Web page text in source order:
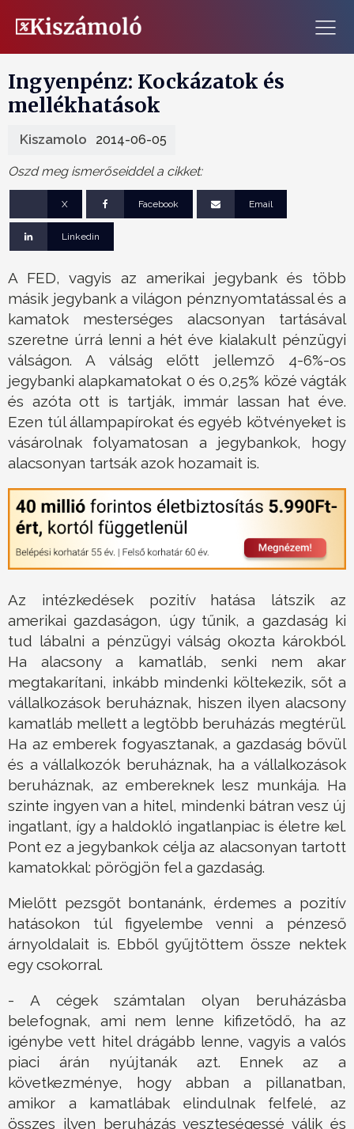
Ingyenpénz: Kockázatok és
mellékhatások
Kiszamolo 2014-06-05
Oszd meg ismerőseiddel a cikket:
X Facebook Email
Linkedin
A FED, vagyis az amerikai jegybank és több
másik jegybank a világon pénznyomtatással és a
kamatok mesterséges alacsonyan tartásával
szeretne úrrá lenni a hét éve kialakult pénzügyi
válságon. A válság előtt jellemző 4-6%-os
jegybanki alapkamatokat 0 és 0,25% közé vágták
és azóta ott is tartják, immár lassan hat éve.
Ezen túl állampapírokat és egyéb kötvényeket is
vásárolnak folyamatosan a jegybankok, hogy
alacsonyan tartsák azok hozamait is.
Az intézkedések pozitív hatása látszik az
amerikai gazdaságon, úgy tűnik, a gazdaság ki
tud lábalni a pénzügyi válság okozta károkból.
Ha alacsony a kamatláb, senki nem akar
megtakarítani, inkább mindenki költekezik, sőt a
vállalkozások beruháznak, hiszen ilyen alacsony
kamatláb mellett a legtöbb beruházás megtérül.
Ha az emberek fogyasztanak, a gazdaság bővül
és a vállalkozók beruháznak, ha a vállalkozások
beruháznak, az embereknek lesz munkája. Ha
szinte ingyen van a hitel, mindenki bátran vesz új
ingatlant, így a haldokló ingatlanpiac is életre kel.
Pont ez a jegybankok célja az alacsonyan tartott
kamatokkal: pörögjön fel a gazdaság.
Mielőtt pezsgőt bontanánk, érdemes a pozitív
hatásokon túl figyelembe venni a pénzeső
árnyoldalait is. Ebből gyűjtöttem össze nektek
egy csokorral.
- A cégek számtalan olyan beruházásba
belefognak, ami nem lenne kifizetődő, ha az
igénybe vett hitel drágább lenne, vagyis a valós
piaci árán nyújtanák azt. Ennek az a
következménye, hogy abban a pillanatban,
amikor a kamatlábak elindulnak felfelé, az
összes ilyen beruházás veszteségessé válik és